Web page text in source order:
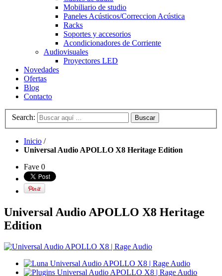
Mobiliario de studio
Paneles Acústicos/Correccion Acústica
Racks
Soportes y accesorios
Acondicionadores de Corriente
Audiovisuales
Proyectores LED
Novedades
Ofertas
Blog
Contacto
Search: Buscar
Inicio /
Universal Audio APOLLO X8 Heritage Edition
Fave 0
Universal Audio APOLLO X8 Heritage
Edition